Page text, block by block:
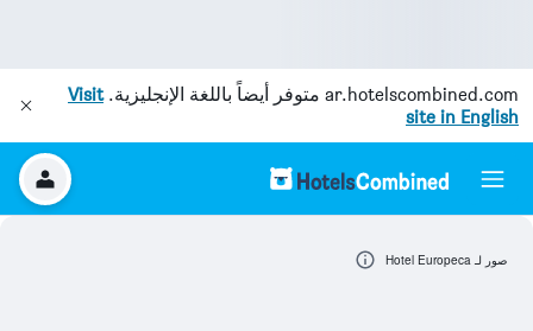
ar.hotelscombined.com متوفر أيضاً باللغة الإنجليزية.Visit
site in English
صور لـ Hotel Europeca